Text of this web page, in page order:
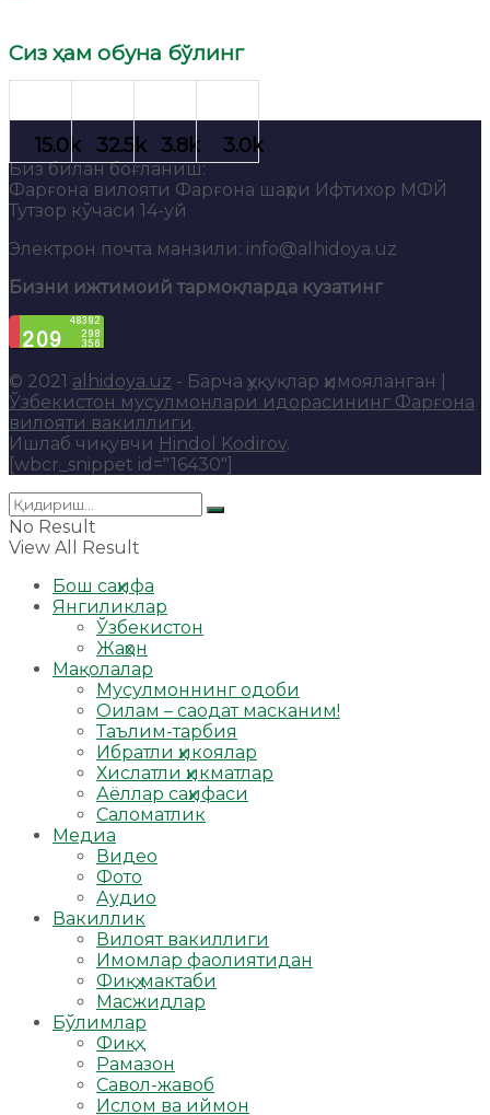
Сиз ҳам обуна бўлинг
Биз билан боғланиш:
Фарғона вилояти Фарғона шаҳри Ифтихор МФЙ
Тутзор кўчаси 14-уй
Электрон почта манзили: info@alhidoya.uz
Бизни ижтимоий тармоқларда кузатинг
© 2021 alhidoya.uz - Барча ҳуқуқлар ҳимояланган |
Ўзбекистон мусулмонлари идорасининг Фарғона
вилояти вакиллиги.
Ишлаб чиқувчи Hindol Kodirov.
[wbcr_snippet id="16430"]
No Result
View All Result
Бош саҳифа
Янгиликлар
Ўзбекистон
Жаҳон
Мақолалар
Мусулмоннинг одоби
Оилам – саодат масканим!
Таълим-тарбия
Ибратли ҳикоялар
Хислатли ҳикматлар
Аёллар саҳифаси
Саломатлик
Медиа
Видео
Фото
Аудио
Вакиллик
Вилоят вакиллиги
Имомлар фаолиятидан
Фиқҳ мактаби
Масжидлар
Бўлимлар
Фиқҳ
Рамазон
Савол-жавоб
Ислом ва иймон